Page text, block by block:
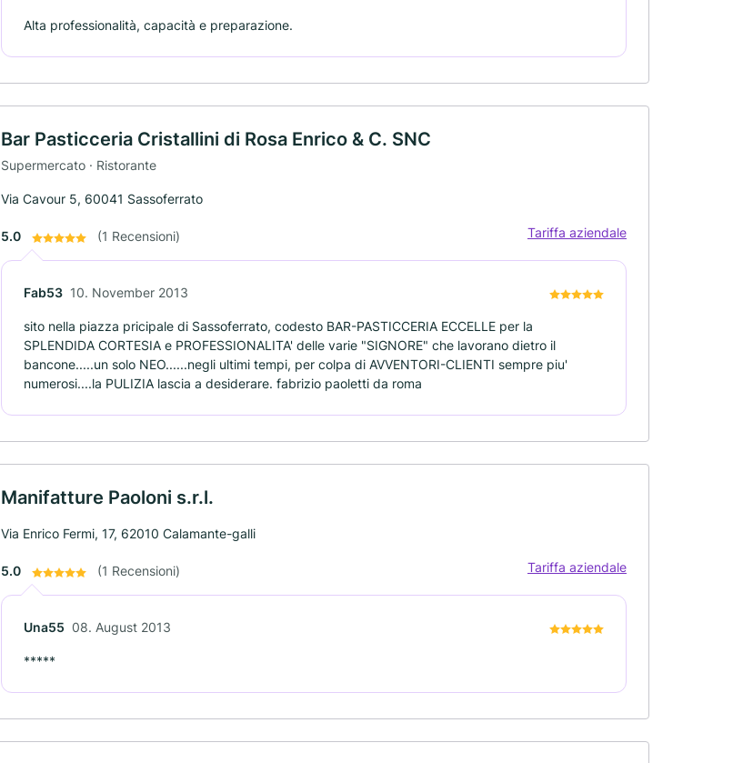
Alta professionalità, capacità e preparazione.
Bar Pasticceria Cristallini di Rosa Enrico & C. SNC
Supermercato · Ristorante
Via Cavour 5, 60041 Sassoferrato
5.0 (1 Recensioni) Tariffa aziendale
Fab53 10. November 2013
sito nella piazza pricipale di Sassoferrato, codesto BAR-PASTICCERIA ECCELLE per la
SPLENDIDA CORTESIA e PROFESSIONALITA' delle varie "SIGNORE" che lavorano dietro il
bancone.....un solo NEO......negli ultimi tempi, per colpa di AVVENTORI-CLIENTI sempre piu'
numerosi....la PULIZIA lascia a desiderare. fabrizio paoletti da roma
Manifatture Paoloni s.r.l.
Via Enrico Fermi, 17, 62010 Calamante-galli
5.0 (1 Recensioni) Tariffa aziendale
Una55 08. August 2013
*****